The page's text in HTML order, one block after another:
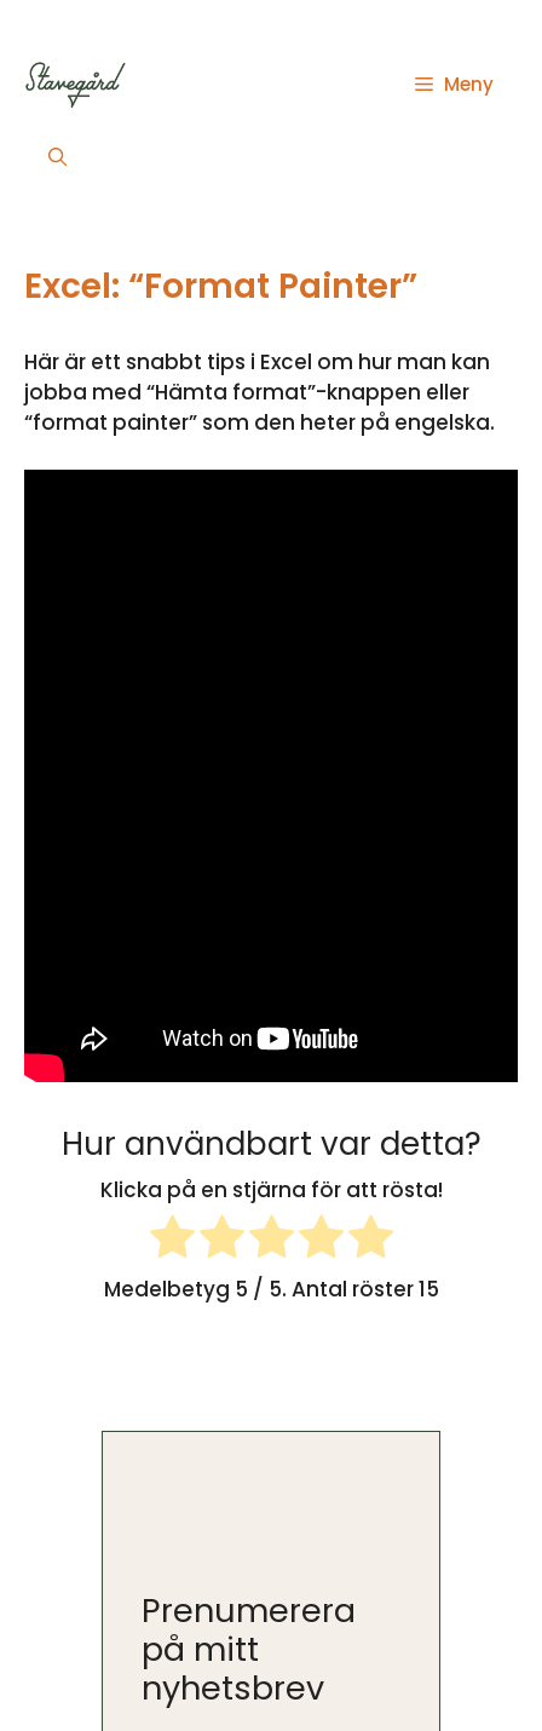
innehåll
Meny
Excel: “Format Painter”
Här är ett snabbt tips i Excel om hur man kan
jobba med “Hämta format”-knappen eller
“format painter” som den heter på engelska.
Hur användbart var detta?
Klicka på en stjärna för att rösta!
Medelbetyg 5 / 5. Antal röster15
Prenumerera
på mitt
nyhetsbrev